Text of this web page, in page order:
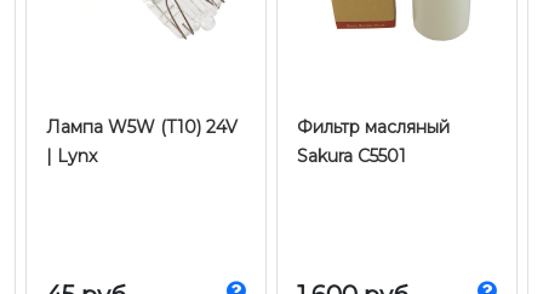
Лампа W5W (T10) 24V
| Lynx
Фильтр масляный
Sakura C5501